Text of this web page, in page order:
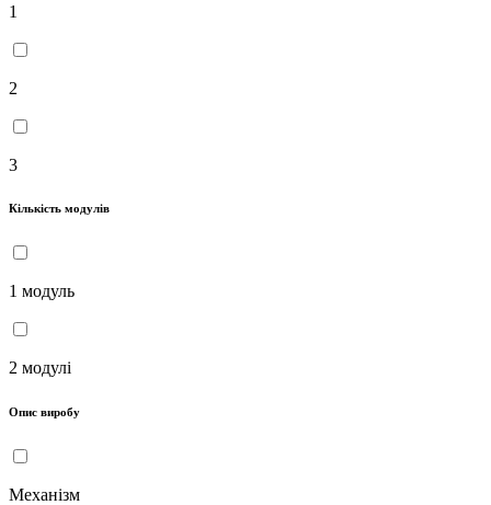
1
2
3
Кількість модулів
1 модуль
2 модулі
Опис виробу
Механізм